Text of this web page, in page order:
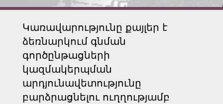
Կառավարությունը քայլեր է
ձեռնարկում գնման
գործընթացների
կազմակերպման
արդյունավետությունը
բարձրացնելու ուղղությամբ